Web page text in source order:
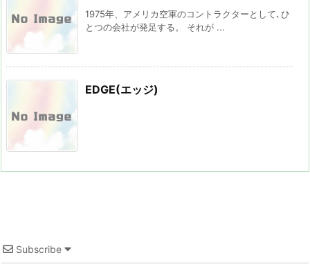
1975年、アメリカ空軍のコントラクターとして､ひ
とつの会社が発足する。 それが ...
EDGE(エッジ)
Subscribe